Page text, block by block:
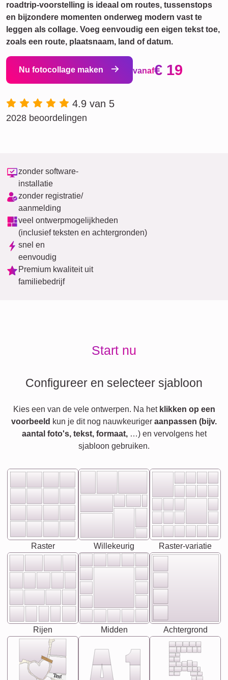
roadtrip-voorstelling is ideaal om routes, tussenstops
en bijzondere momenten onderweg modern vast te
leggen als collage. Voeg eenvoudig een eigen tekst toe,
zoals een route, plaatsnaam, land of datum.
Nu fotocollage maken vanaf€ 19
4.9 van 5
2028 beoordelingen
zonder software-
installatie
zonder registratie/
aanmelding
veel ontwerpmogelijkheden
(inclusief teksten en achtergronden)
snel en
eenvoudig
Premium kwaliteit uit
familiebedrijf
Start nu
Configureer en selecteer sjabloon
Kies een van de vele ontwerpen. Na het klikken op een
voorbeeld kun je dit nog nauwkeuriger aanpassen (bijv.
aantal foto's, tekst, formaat,…) en vervolgens het
sjabloon gebruiken.
Raster Willekeurig Raster-variatie
Rijen Midden Achtergrond
Text